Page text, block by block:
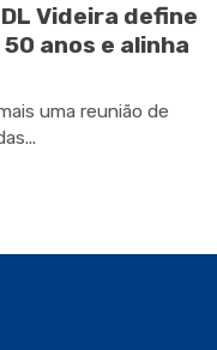
Videira define
anos e alinha
uma reunião de